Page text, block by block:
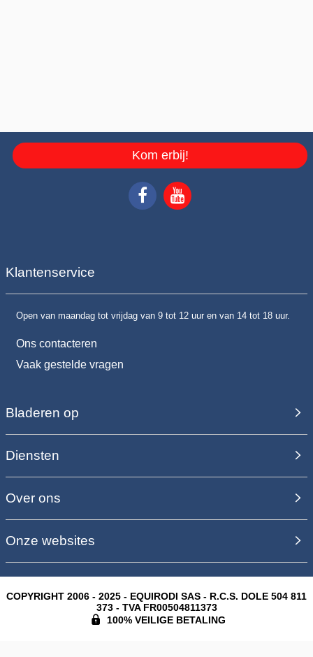
Kom erbij!
Klantenservice
Open van maandag tot vrijdag van 9 tot 12 uur en van 14 tot 18 uur.
Ons contacteren
Vaak gestelde vragen
Bladeren op
Diensten
Over ons
Onze websites
COPYRIGHT 2006 - 2025 - EQUIRODI SAS - R.C.S. DOLE 504 811
373 - TVA FR00504811373
100% VEILIGE BETALING